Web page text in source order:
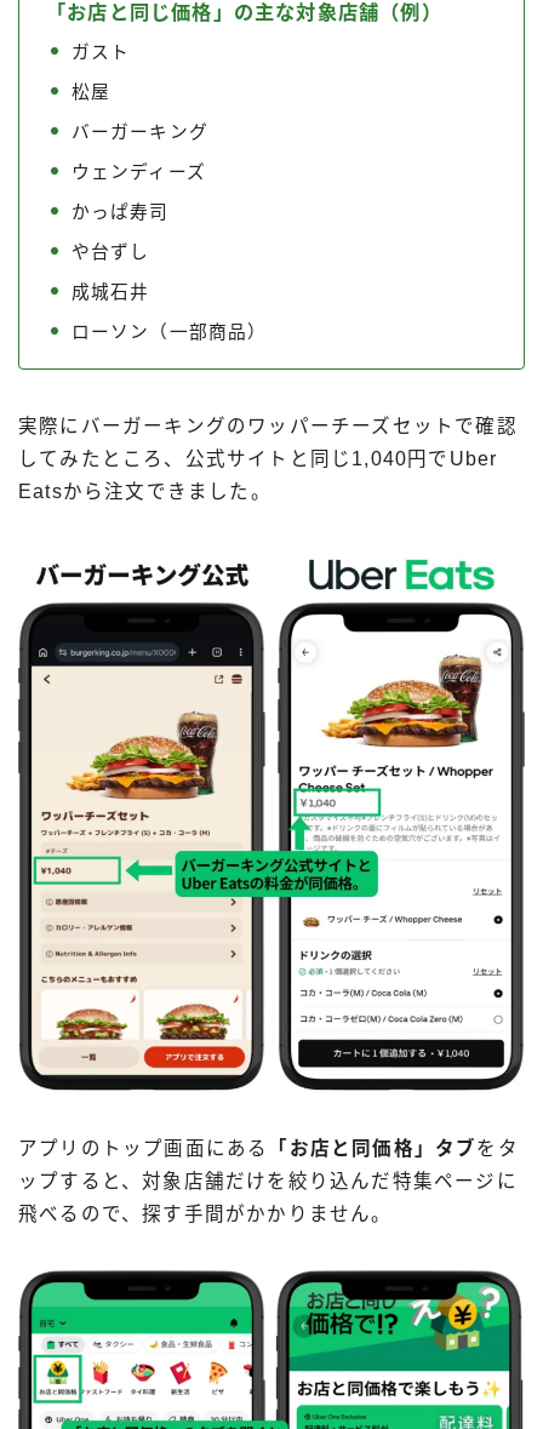
「お店と同じ価格」の主な対象店舗（例）
ガスト
松屋
バーガーキング
ウェンディーズ
かっぱ寿司
や台ずし
成城石井
ローソン（一部商品）
実際にバーガーキングのワッパーチーズセットで確認
してみたところ、公式サイトと同じ1,040円でUber
Eatsから注文できました。
アプリのトップ画面にある 「お店と同価格」タブ をタ
ップすると、対象店舗だけを絞り込んだ特集ページに
飛べるので、探す手間がかかりません。